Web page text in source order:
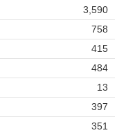
3,590
758
415
484
13
397
351